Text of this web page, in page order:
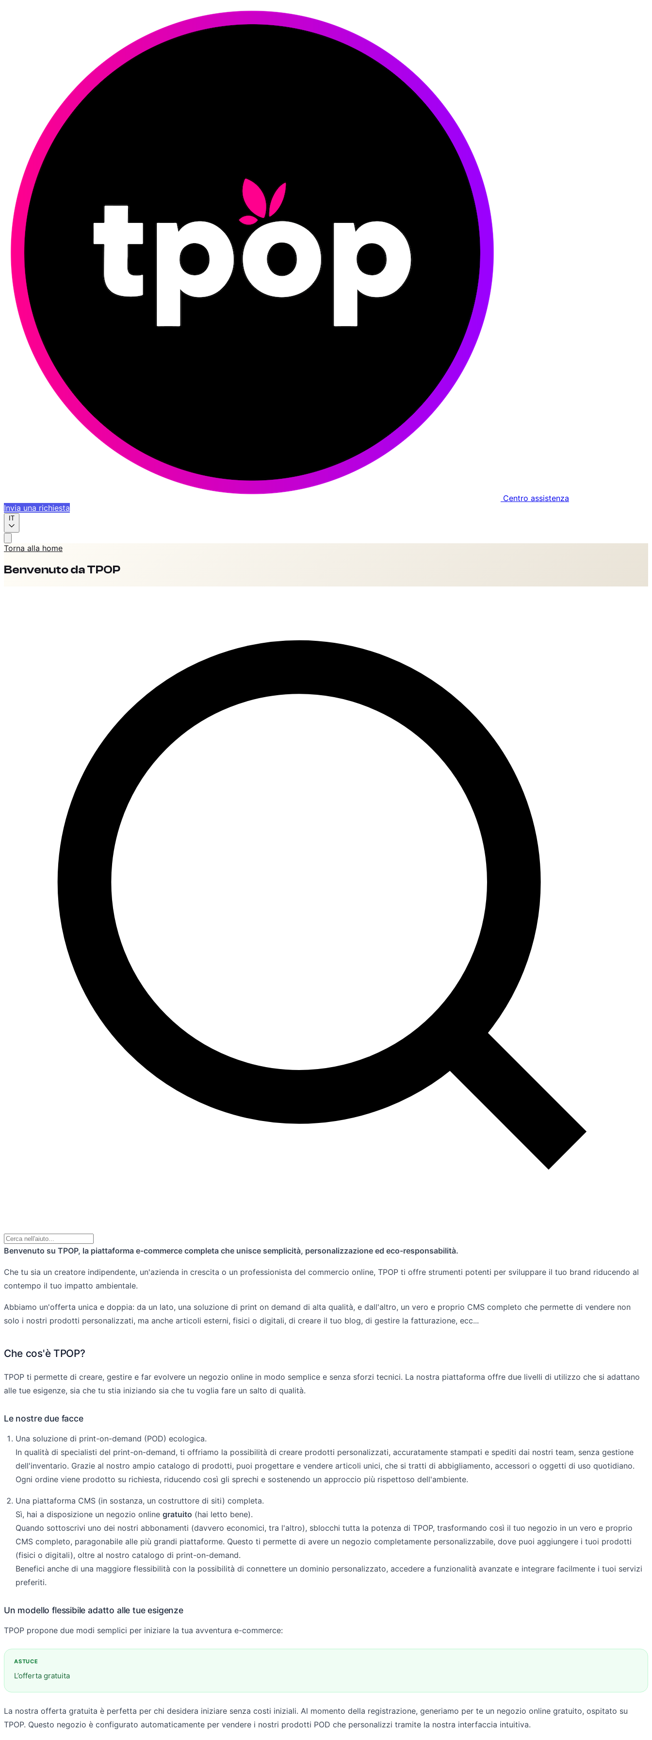
Centro assistenza
Invia una richiesta
IT
Torna alla home
Benvenuto da TPOP
Benvenuto su TPOP, la piattaforma e-commerce completa che unisce semplicità, personalizzazione ed eco-responsabilità.
Che tu sia un creatore indipendente, un'azienda in crescita o un professionista del commercio online, TPOP ti offre strumenti potenti per sviluppare il tuo brand riducendo al
contempo il tuo impatto ambientale.
Abbiamo un'offerta unica e doppia: da un lato, una soluzione di print on demand di alta qualità, e dall'altro, un vero e proprio CMS completo che permette di vendere non
solo i nostri prodotti personalizzati, ma anche articoli esterni, fisici o digitali, di creare il tuo blog, di gestire la fatturazione, ecc...
Che cos'è TPOP?
TPOP ti permette di creare, gestire e far evolvere un negozio online in modo semplice e senza sforzi tecnici. La nostra piattaforma offre due livelli di utilizzo che si adattano
alle tue esigenze, sia che tu stia iniziando sia che tu voglia fare un salto di qualità.
Le nostre due facce
Una soluzione di print-on-demand (POD) ecologica.
In qualità di specialisti del print-on-demand, ti offriamo la possibilità di creare prodotti personalizzati, accuratamente stampati e spediti dai nostri team, senza gestione
dell'inventario. Grazie al nostro ampio catalogo di prodotti, puoi progettare e vendere articoli unici, che si tratti di abbigliamento, accessori o oggetti di uso quotidiano.
Ogni ordine viene prodotto su richiesta, riducendo così gli sprechi e sostenendo un approccio più rispettoso dell'ambiente.
Una piattaforma CMS (in sostanza, un costruttore di siti) completa.
Sì, hai a disposizione un negozio online gratuito (hai letto bene).
Quando sottoscrivi uno dei nostri abbonamenti (davvero economici, tra l'altro), sblocchi tutta la potenza di TPOP, trasformando così il tuo negozio in un vero e proprio
CMS completo, paragonabile alle più grandi piattaforme. Questo ti permette di avere un negozio completamente personalizzabile, dove puoi aggiungere i tuoi prodotti
(fisici o digitali), oltre al nostro catalogo di print-on-demand.
Benefici anche di una maggiore flessibilità con la possibilità di connettere un dominio personalizzato, accedere a funzionalità avanzate e integrare facilmente i tuoi servizi
preferiti.
Un modello flessibile adatto alle tue esigenze
TPOP propone due modi semplici per iniziare la tua avventura e-commerce:
L’offerta gratuita
La nostra offerta gratuita è perfetta per chi desidera iniziare senza costi iniziali. Al momento della registrazione, generiamo per te un negozio online gratuito, ospitato su
TPOP. Questo negozio è configurato automaticamente per vendere i nostri prodotti POD che personalizzi tramite la nostra interfaccia intuitiva.